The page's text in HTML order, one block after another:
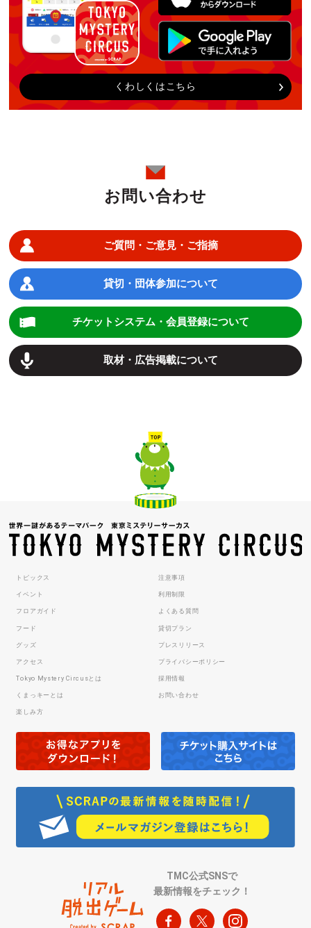
くわしくはこちら
お問い合わせ
ご質問・ご意見・ご指摘
貸切・団体参加について
チケットシステム・会員登録について
取材・広告掲載について
トピックス
イベント
フロアガイド
フード
グッズ
アクセス
Tokyo Mystery Circusとは
くまっキーとは
楽しみ方
注意事項
利用制限
よくある質問
貸切プラン
プレスリリース
プライバシーポリシー
採用情報
お問い合わせ
TMC公式SNSで
最新情報をチェック！